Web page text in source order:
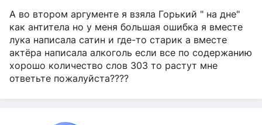
А во втором аргументе я взяла Горький " на дне"
как антитела но у меня большая ошибка я вместе
лука написала сатин и где-то старик а вместе
актёра написала алкоголь если все по содержанию
хорошо количество слов 303 то растут мне
ответьте пожалуйста????